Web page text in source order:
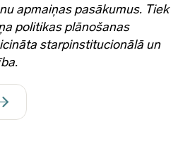
apmaiņas pasākumus. Tiek
politikas plānošanas
starpinstitucionālā un